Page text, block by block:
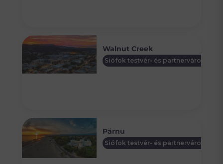
Walnut Creek
Siófok testvér- és partnervárosai
Pärnu
Siófok testvér- és partnervárosai